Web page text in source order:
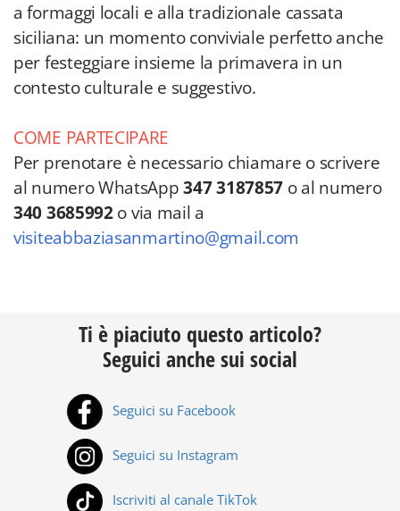
a formaggi locali e alla tradizionale cassata
siciliana: un momento conviviale perfetto anche
per festeggiare insieme la primavera in un
contesto culturale e suggestivo.
COME PARTECIPARE
Per prenotare è necessario chiamare o scrivere
al numero WhatsApp347 3187857 o al numero
340 3685992o via mail a
visiteabbaziasanmartino@gmail.com
Ti è piaciuto questo articolo?
Seguici anche sui social
Seguici su Facebook
Seguici su Instagram
Iscriviti al canale TikTok